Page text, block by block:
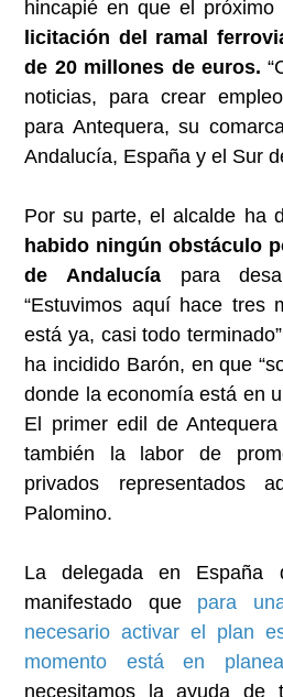
hincapié en que el
licitación del ramal
de 20 millones de euros.
noticias, para crear
para Antequera, su
Andalucía, España y el Sur
Por su parte, el alcalde ha
habido ningún obstáculo
de Andalucía para
“Estuvimos aquí hace tres
está ya, casi todo
ha incidido Barón, en que
donde la economía está en
El primer edil de
también la labor de
privados representados
Palomino.
La delegada en España
manifestado que para
necesario activar el plan
momento está en
necesitamos la ayuda de